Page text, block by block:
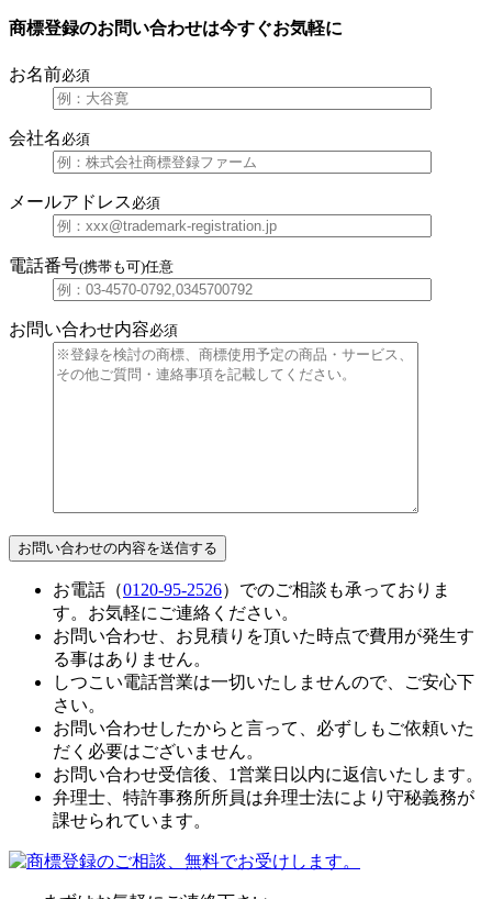
商標登録のお問い合わせは今すぐお気軽に
お名前必須
会社名 必須
メールアドレス 必須
電話番号(携帯も可)任意
お問い合わせ内容必須
お電話（0120-95-2526）でのご相談も承っておりま
す。お気軽にご連絡ください。
お問い合わせ、お見積りを頂いた時点で費用が発生す
る事はありません。
しつこい電話営業は一切いたしませんので、ご安心下
さい。
お問い合わせしたからと言って、必ずしもご依頼いた
だく必要はございません。
お問い合わせ受信後、1営業日以内に返信いたします。
弁理士、特許事務所所員は弁理士法により守秘義務が
課せられています。